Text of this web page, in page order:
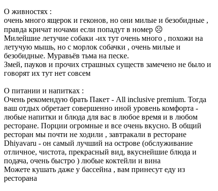
О живностях :
очень много ящерок и геконов, но они милые и безобидные ,
правда кричат ночами если попадут в номер ☹️
Милейшие летучие собаки -их тут очень много , похожи на
летучую мышь, но с морлок собачки , очень милые и
безобидные. Муравьёв тьма на песке.
Змей, пауков и прочих страшных существ замечено не было и
говорят их тут нет совсем
О питании и напитках :
Очень рекомендую брать Пакет - All inclusive premium. Тогда
ваш отдых обретает совершенно иной уровень комфорта -
любые напитки и блюда для вас в любое время и в любом
ресторане. Порции огромные и все очень вкусно. В общий
ресторан мы почти не ходили , завтракали в ресторане
Dhiyavaru - он самый лучший на острове (обслуживание
отличное, чистота, прекрасный вид, вкуснейшие блюда и
подача, очень быстро ) любые коктейли и вина
Можете кушать даже у бассейна , вам принесут еду из
ресторана